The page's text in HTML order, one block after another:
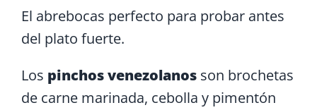
El abrebocas perfecto para probar antes
del plato fuerte.
Los pinchos venezolanos son brochetas
de carne marinada, cebolla y pimentón